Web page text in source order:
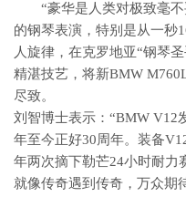
“豪华是人类对极致毫
的钢琴表演，特别是从一秒
人旋律，在克罗地亚“钢琴
精湛技艺，将新BMW
尽致。
刘智博士表示：“BMW V12
年至今正好30周年。装备
年两次摘下勒芒24小时耐力
就像传奇遇到传奇，万众期